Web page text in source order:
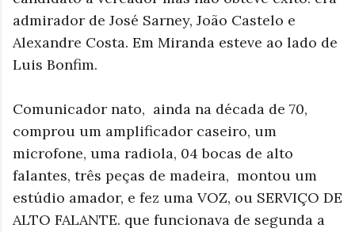
admirador de José Sarney, João Castelo e
Alexandre Costa. Em Miranda esteve ao lado de
Luis Bonfim.
Comunicador nato, ainda na década de 70,
comprou um amplificador caseiro, um
microfone, uma radiola, 04 bocas de alto
falantes, três peças de madeira, montou um
estúdio amador, e fez uma VOZ, ou SERVIÇO DE
ALTO FALANTE. que funcionava de segunda a